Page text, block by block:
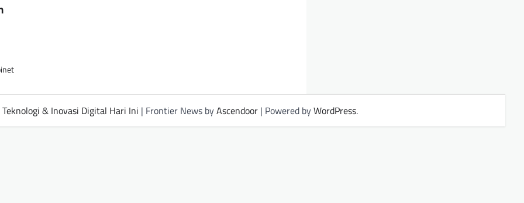
Teknologi & Inovasi Digital Hari Ini | Frontier News byAscendoor| Powered byWordPress.